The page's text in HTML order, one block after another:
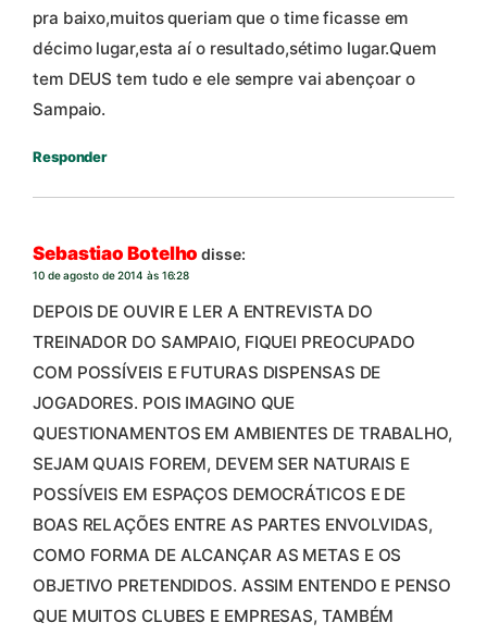
pra baixo,muitos queriam que o time ficasse em
décimo lugar,esta aí o resultado,sétimo lugar.Quem
tem DEUS tem tudo e ele sempre vai abençoar o
Sampaio.
Responder
Sebastiao Botelho disse:
10 de agosto de 2014 às 16:28
DEPOIS DE OUVIR E LER A ENTREVISTA DO
TREINADOR DO SAMPAIO, FIQUEI PREOCUPADO
COM POSSÍVEIS E FUTURAS DISPENSAS DE
JOGADORES. POIS IMAGINO QUE
QUESTIONAMENTOS EM AMBIENTES DE TRABALHO,
SEJAM QUAIS FOREM, DEVEM SER NATURAIS E
POSSÍVEIS EM ESPAÇOS DEMOCRÁTICOS E DE
BOAS RELAÇÕES ENTRE AS PARTES ENVOLVIDAS,
COMO FORMA DE ALCANÇAR AS METAS E OS
OBJETIVO PRETENDIDOS. ASSIM ENTENDO E PENSO
QUE MUITOS CLUBES E EMPRESAS, TAMBÉM